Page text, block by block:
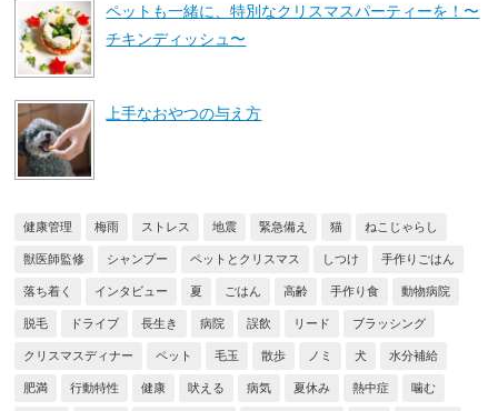
ペットも一緒に、特別なクリスマスパーティーを！〜
チキンディッシュ〜
上手なおやつの与え方
健康管理 梅雨 ストレス 地震 緊急備え 猫 ねこじゃらし
獣医師監修 シャンプー ペットとクリスマス しつけ 手作りごはん
落ち着く インタビュー 夏 ごはん 高齢 手作り食 動物病院
脱毛 ドライブ 長生き 病院 誤飲 リード ブラッシング
クリスマスディナー ペット 毛玉 散歩 ノミ 犬 水分補給
肥満 行動特性 健康 吠える 病気 夏休み 熱中症 噛む